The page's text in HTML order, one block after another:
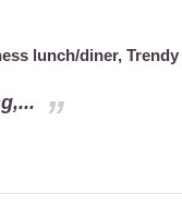
lunch/diner,